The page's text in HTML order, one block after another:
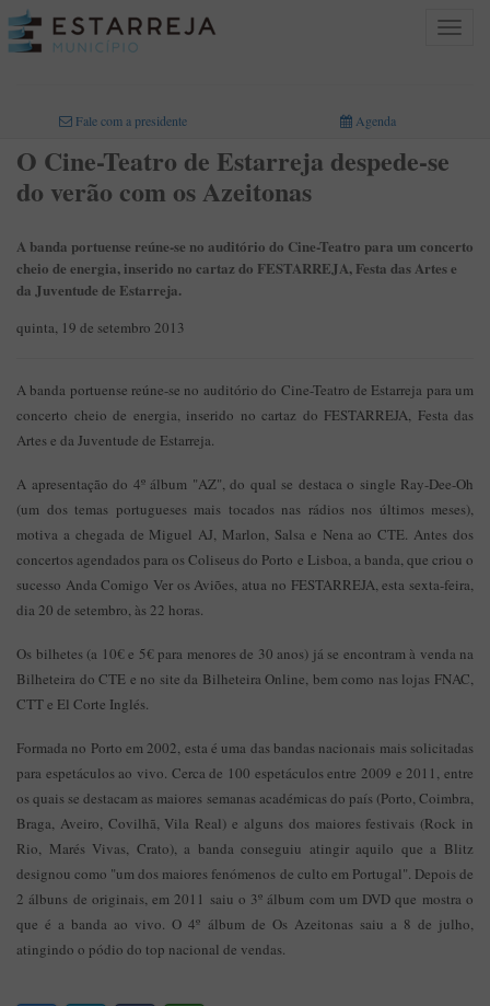
Toggle
Fale com a presidente Agenda
O Cine-Teatro de Estarreja despede-se
do verão com os Azeitonas
A banda portuense reúne-se no auditório do Cine-Teatro para um concerto
cheio de energia, inserido no cartaz do FESTARREJA, Festa das Artes e
da Juventude de Estarreja.
quinta, 19 de setembro 2013
A banda portuense reúne-se no auditório do Cine-Teatro de Estarreja para um
concerto cheio de energia, inserido no cartaz do FESTARREJA, Festa das
Artes e da Juventude de Estarreja.
A apresentação do 4º álbum "AZ", do qual se destaca o single Ray-Dee-Oh
(um dos temas portugueses mais tocados nas rádios nos últimos meses),
motiva a chegada de Miguel AJ, Marlon, Salsa e Nena ao CTE. Antes dos
concertos agendados para os Coliseus do Porto e Lisboa, a banda, que criou o
sucesso Anda Comigo Ver os Aviões, atua no FESTARREJA, esta sexta-feira,
dia 20 de setembro, às 22 horas.
Os bilhetes (a 10€ e 5€ para menores de 30 anos) já se encontram à venda na
Bilheteira do CTE e no site da Bilheteira Online, bem como nas lojas FNAC,
CTT e El Corte Inglés.
Formada no Porto em 2002, esta é uma das bandas nacionais mais solicitadas
para espetáculos ao vivo. Cerca de 100 espetáculos entre 2009 e 2011, entre
os quais se destacam as maiores semanas académicas do país (Porto, Coimbra,
Braga, Aveiro, Covilhã, Vila Real) e alguns dos maiores festivais (Rock in
Rio, Marés Vivas, Crato), a banda conseguiu atingir aquilo que a Blitz
designou como "um dos maiores fenómenos de culto em Portugal". Depois de
2 álbuns de originais, em 2011 saiu o 3º álbum com um DVD que mostra o
que é a banda ao vivo. O 4º álbum de Os Azeitonas saiu a 8 de julho,
atingindo o pódio do top nacional de vendas.